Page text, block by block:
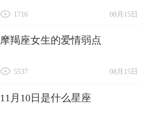
08月15日
1716
摩羯座女生的爱情弱点
08月15日
5537
11月10日是什么星座